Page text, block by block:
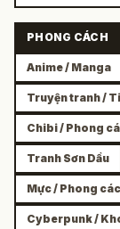
PHONG CÁCH
Anime / Manga
Truyện tranh /
Chibi / Phong
Tranh Sơn Dầu
Mực / Phong
Cyberpunk /